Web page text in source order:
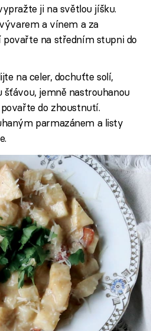
ji na světlou jíšku.
a vínem a za
povařte na středním stupni do
na celer, dochuťte solí,
šťávou, jemně nastrouhanou
do zhoustnutí.
parmazánem a listy